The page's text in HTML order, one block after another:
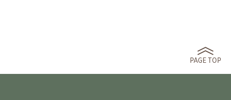
PAGE TOP